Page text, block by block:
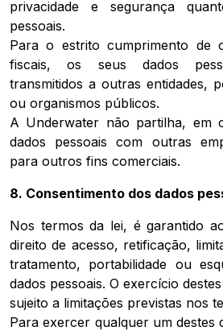
privacidade e segurança
pessoais.
Para o estrito cumprimento de
fiscais, os seus dados
transmitidos a outras entidades,
ou organismos públicos.
A Underwater não partilha, em
dados pessoais com outras
para outros fins comerciais.
8. Consentimento dos dados
Nos termos da lei, é garantido
direito de acesso, retificação,
tratamento, portabilidade ou
dados pessoais. O exercício
sujeito a limitações previstas nos
Para exercer qualquer um destes